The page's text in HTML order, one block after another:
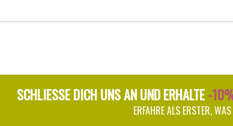
SCHLIESSE DICH UNS AN UND ERHALTE-
ERFAHRE ALS ERSTER,